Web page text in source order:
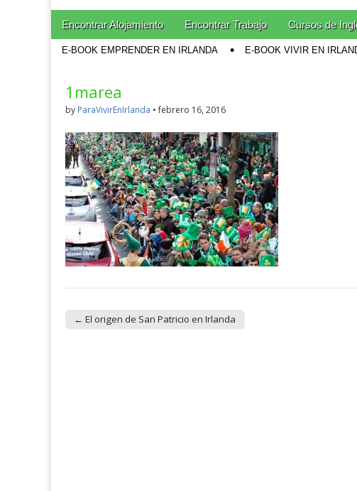
Main menu
Skip to content
Encontrar Alojamiento Encontrar Trabajo Cursos de
E-BOOK EMPRENDER EN IRLANDA E-BOOK VIVIR EN
1marea
by ParaVivirEnIrlanda •febrero 16, 2016
← El origen de San Patricio en Irlanda